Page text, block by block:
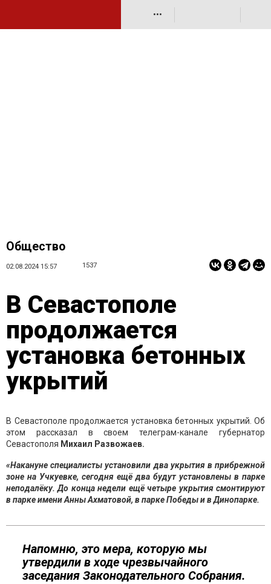
•••
Общество
02.08.2024 15:57 1537
В Севастополе
продолжается
установка бетонных
укрытий
В Севастополе продолжается установка бетонных укрытий. Об
этом рассказал в своем телеграм-канале губернатор
Севастополя Михаил Развожаев.
«Накануне специалисты установили два укрытия в прибрежной
зоне на Учкуевке, сегодня ещё два будут установлены в парке
неподалёку. До конца недели ещё четыре укрытия смонтируют
в парке имени Анны Ахматовой, в парке Победы и в Динопарке.
Напомню, это мера, которую мы
утвердили в ходе чрезвычайного
заседания Законодательного Собрания.